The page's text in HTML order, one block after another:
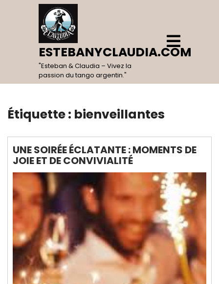
ESTEBANYCLAUDIA.COM
"Esteban & Claudia – Vivez la
passion du tango argentin."
Open
Menu
Étiquette : bienveillantes
UNE SOIRÉE ÉCLATANTE : MOMENTS DE
JOIE ET DE CONVIVIALITÉ